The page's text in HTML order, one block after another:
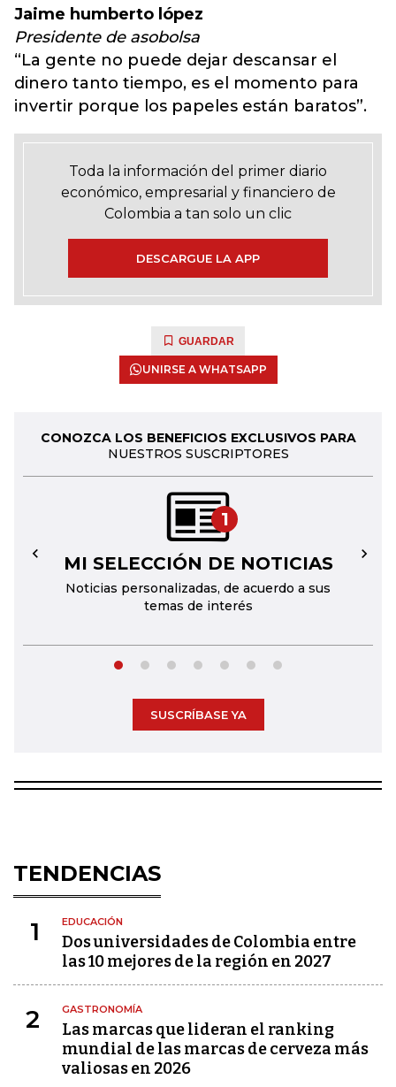
Jaime humberto lópez
Presidente de asobolsa
“La gente no puede dejar descansar el
dinero tanto tiempo, es el momento para
invertir porque los papeles están baratos”.
Toda la información del primer diario
económico, empresarial y financiero de
Colombia a tan solo un clic
DESCARGUE LA APP
GUARDAR
UNIRSE A WHATSAPP
CONOZCA LOS BENEFICIOS EXCLUSIVOS PARA
NUESTROS SUSCRIPTORES
1
MI SELECCIÓN DE NOTICIAS
Noticias personalizadas, de acuerdo a sus
temas de interés
← →
SUSCRÍBASE YA
TENDENCIAS
1 EDUCACIÓN
Dos universidades de Colombia entre
las 10 mejores de la región en 2027
2 GASTRONOMÍA
Las marcas que lideran el ranking
mundial de las marcas de cerveza más
valiosas en 2026